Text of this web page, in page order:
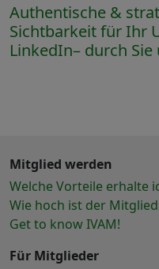
Authentische &
Sichtbarkeit für Ihr
LinkedIn– durch
Mitglied werden
Welche Vorteile erhalte
Wie hoch ist der
Get to know IVAM!
Für Mitglieder